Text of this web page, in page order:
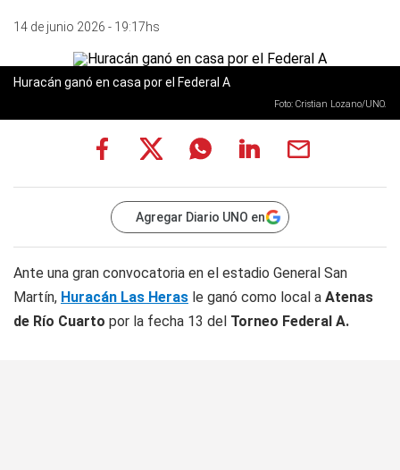
14 de junio 2026 - 19:17hs
Huracán ganó en casa por el Federal A
Foto: Cristian Lozano/UNO.
Agregar Diario UNO en
Ante una gran convocatoria en el estadio General San
Martín, Huracán Las Heras le ganó como local a Atenas
de Río Cuarto por la fecha 13 del Torneo Federal A.